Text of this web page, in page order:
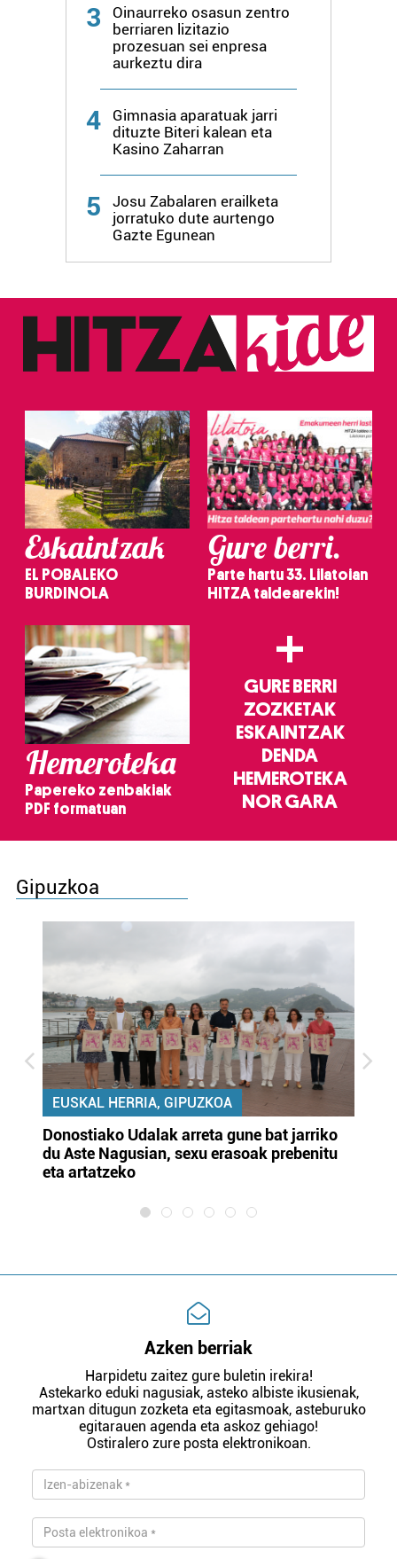
3
Oinaurreko osasun zentro
berriaren lizitazio
prozesuan sei enpresa
aurkeztu dira
4
Gimnasia aparatuak jarri
dituzte Biteri kalean eta
Kasino Zaharran
5
Josu Zabalaren erailketa
jorratuko dute aurtengo
Gazte Egunean
Eskaintzak
EL POBALEKO
BURDINOLA
Gure berri.
Parte hartu 33. Lilatoian
HITZA taldearekin!
Hemeroteka
Papereko zenbakiak
PDF formatuan
+
GURE BERRI
ZOZKETAK
ESKAINTZAK
DENDA
HEMEROTEKA
NOR GARA
Gipuzkoa
EUSKAL HERRIA, GIPUZKOA
Donostiako Udalak arreta gune bat jarriko
du Aste Nagusian, sexu erasoak prebenitu
eta artatzeko
Azken berriak
Harpidetu zaitez gure buletin irekira!
Astekarko eduki nagusiak, asteko albiste ikusienak,
martxan ditugun zozketa eta egitasmoak, asteburuko
egitarauen agenda eta askoz gehiago!
Ostiralero zure posta elektronikoan.